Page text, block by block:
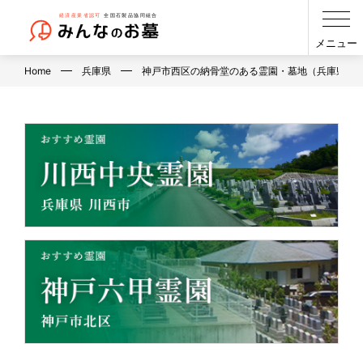
メニュー
Home 兵庫県 神戸市西区の納骨堂のある霊園・墓地（兵庫県）